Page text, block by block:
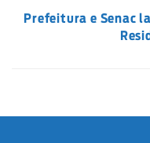
Prefeitura e Senac